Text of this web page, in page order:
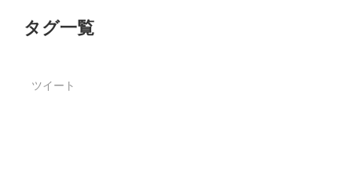
タグ一覧
ツイート